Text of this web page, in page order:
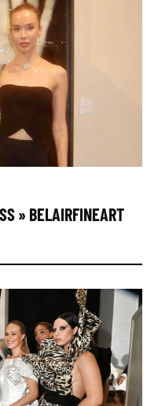
» BELAIRFINEART